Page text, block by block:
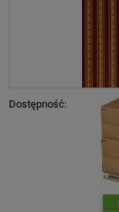
Dostępność: